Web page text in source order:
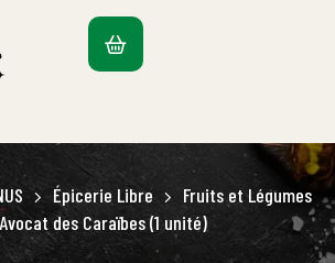
Épicerie Libre
Fruits et Légumes
Avocat des Caraïbes (1 unité)